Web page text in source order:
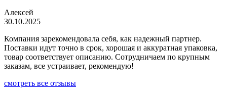
Алексей
30.10.2025
Компания зарекомендовала себя, как надежный партнер.
Поставки идут точно в срок, хорошая и аккуратная упаковка,
товар соответствует описанию. Сотрудничаем по крупным
заказам, все устраивает, рекомендую!
смотреть все отзывы